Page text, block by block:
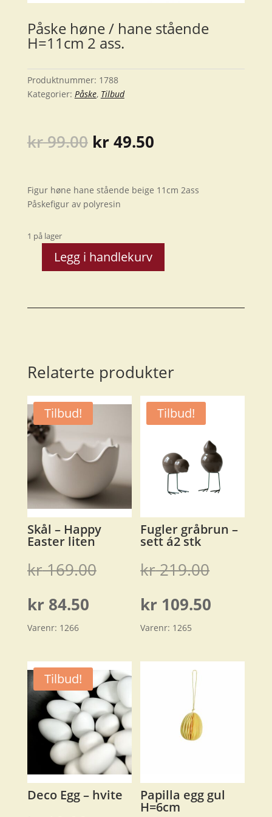
Påske høne / hane stående
H=11cm 2 ass.
Produktnummer: 1788
Kategorier: Påske, Tilbud
kr99.00 Opprinnelig
pris
kr 99.00.
kr49.50Nåværende
kr 49.50.
Figur høne hane stående beige 11cm 2ass
Påskefigur av polyresin
1 på lager
hane
antall
Legg i handlekurv
Relaterte produkter
Tilbud!
Skål – Happy
Easter liten
kr169.00Opprinnelig
kr 169.00.
kr84.50Nåværende
er:
kr 84.50.
Varenr: 1266
Tilbud!
Fugler gråbrun –
sett á2 stk
kr219.00
pris
kr
kr 109.50
er:
Varenr: 1265
Tilbud!
Deco Egg – hvite Papilla egg gul
H=6cm